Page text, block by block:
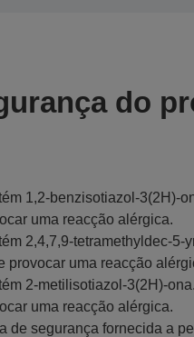
do
1,2-benzisotiazol-3(2H)-
uma reacção alérgica.
2,4,7,9-tetramethyldec-5-
provocar uma reacção
2-metilisotiazol-3(2H)-
uma reacção alérgica.
de segurança fornecida a